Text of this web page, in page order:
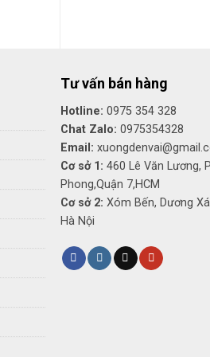
Tư vấn bán hàng
Hotline: 0975 354 328
Chat Zalo: 0975354328
Email:
Cơ sở 1: 460 Lê Văn Lương,
Phong,Quận 7,HCM
Cơ sở 2: Xóm Bến, Dương
Hà Nội